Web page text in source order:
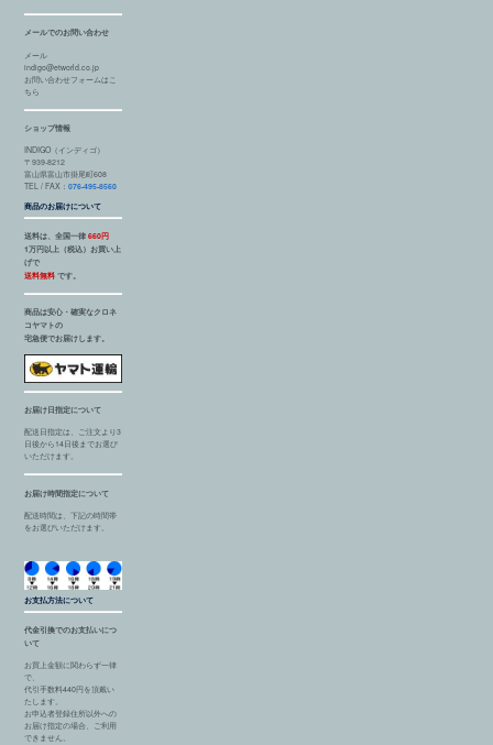
メールでのお問い合わせ
メール
indigo@etworld.co.jp
お問い合わせフォームはこ
ちら
ショップ情報
INDIGO（インディゴ）
〒939-8212
富山県富山市掛尾町608
TEL / FAX：076-495-8560
商品のお届けについて
送料は、全国一律660円
1万円以上（税込）お買い上
げで
送料無料 です。
商品は安心・確実なクロネ
コヤマトの
宅急便でお届けします。
お届け日指定について
配送日指定は、ご注文より3
日後から14日後までお選び
いただけます。
お届け時間指定について
配送時間は、下記の時間帯
をお選びいただけます。
お支払方法について
代金引換でのお支払いにつ
いて
お買上金額に関わらず一律
で、
代引手数料440円を頂戴い
たします。
お申込者登録住所以外への
お届け指定の場合、ご利用
できません。